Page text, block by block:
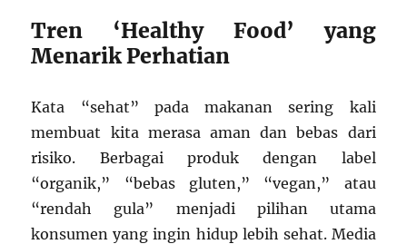
Tren ‘Healthy Food’ yang
Menarik Perhatian
Kata “sehat” pada makanan sering kali
membuat kita merasa aman dan bebas dari
risiko. Berbagai produk dengan label
“organik,” “bebas gluten,” “vegan,” atau
“rendah gula” menjadi pilihan utama
konsumen yang ingin hidup lebih sehat. Media